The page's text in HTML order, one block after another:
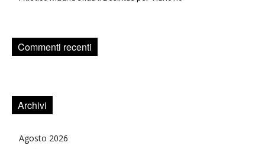
Commenti recenti
Archivi
Agosto 2026